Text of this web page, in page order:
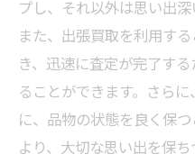
プし、それ以外は思い出深
また、出張買取を利用す
き、迅速に査定が完了す
ることができます。さら
に、品物の状態を良く保
より、大切な思い出を保